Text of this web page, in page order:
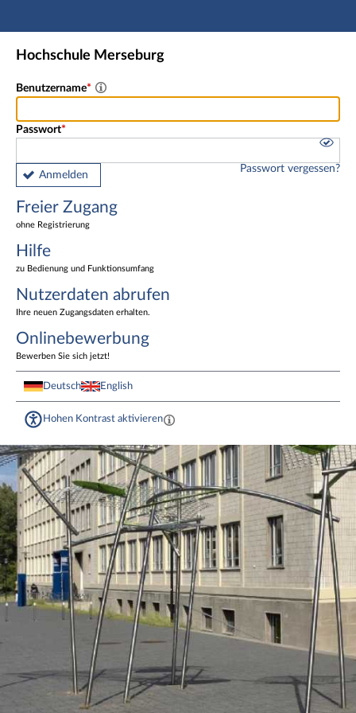
Hauptnavigation
Freier Zugang
Nutzerdaten abrufen
Fußzeile
Hochschule Merseburg
Benutzername
Passwort
Anmelden
Passwort vergessen?
Freier Zugang
ohne Registrierung
Hilfe
zu Bedienung und Funktionsumfang
Nutzerdaten abrufen
Ihre neuen Zugangsdaten erhalten.
Onlinebewerbung
Bewerben Sie sich jetzt!
Deutsch English
Hohen Kontrast aktivieren